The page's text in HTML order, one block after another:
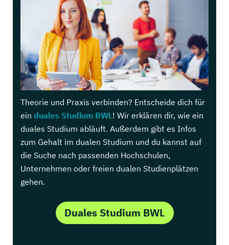
Theorie und Praxis verbinden? Entscheide dich für
ein duales Studium BWL! Wir erklären dir, wie ein
duales Studium abläuft. Außerdem gibt es Infos
zum Gehalt im dualen Studium und du kannst auf
die Suche nach passenden Hochschulen,
Unternehmen oder freien dualen Studienplätzen
gehen.
Duales Studium BWL